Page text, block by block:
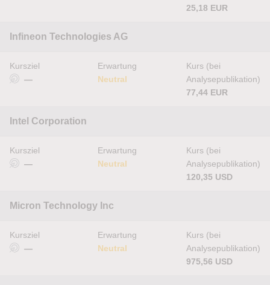
25,18 EUR
Infineon Technologies AG
Kursziel
—
Erwartung
Neutral
Kurs (bei
Analysepublikation)
77,44 EUR
Intel Corporation
Kursziel
—
Erwartung
Neutral
Kurs (bei
Analysepublikation)
120,35 USD
Micron Technology Inc
Kursziel
—
Erwartung
Neutral
Kurs (bei
Analysepublikation)
975,56 USD